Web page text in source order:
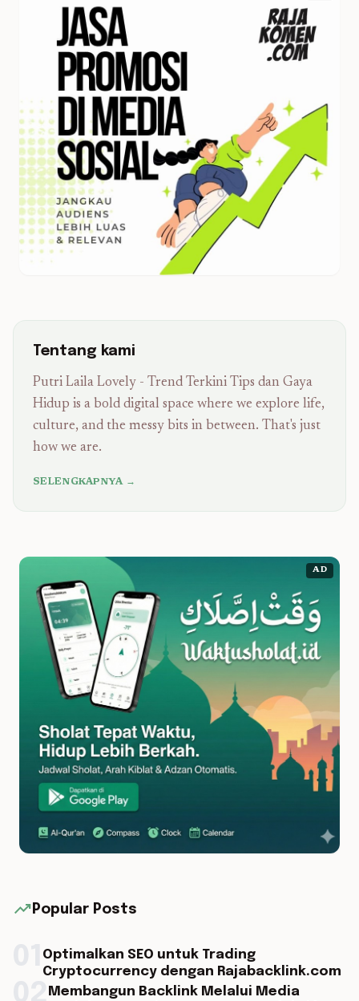
Tentang kami
Putri Laila Lovely - Trend Terkini Tips dan Gaya
Hidup is a bold digital space where we explore life,
culture, and the messy bits in between. That's just
how we are.
SELENGKAPNYA →
AD
trending_up Popular Posts
Optimalkan SEO untuk Trading
Cryptocurrency dengan Rajabacklink.com
Membangun Backlink Melalui Media